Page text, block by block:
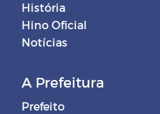
História
Hino Oficial
Notícias
A Prefeitura
Prefeito